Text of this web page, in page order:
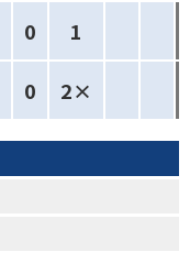
0 1
0 2×